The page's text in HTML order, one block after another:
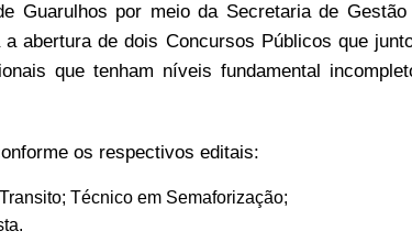
Guarulhos por meio da Secretaria de Gestão
abertura de dois Concursos Públicos que
que tenham níveis fundamental
os respectivos editais:
Técnico em Semaforização;